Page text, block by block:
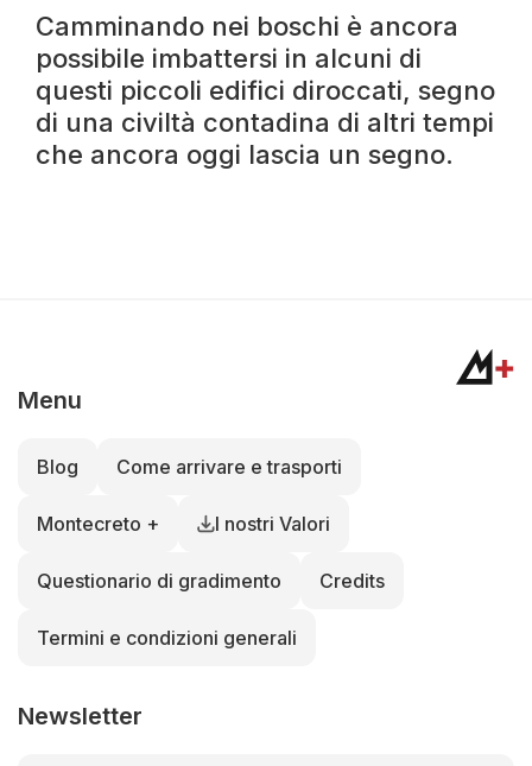
Camminando nei boschi è ancora
possibile imbattersi in alcuni di
questi piccoli edifici diroccati, segno
di una civiltà contadina di altri tempi
che ancora oggi lascia un segno.
Menu
Blog Come arrivare e trasporti
Montecreto + I nostri Valori
Questionario di gradimento Credits
Termini e condizioni generali
Newsletter